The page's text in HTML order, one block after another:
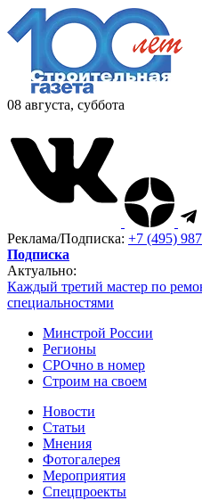
08 августа, суббота
Реклама/Подписка: +7 (495)
Подписка
Актуально:
Каждый третий мастер по
специальностями
Минстрой России
Регионы
СРОчно в номер
Строим на своем
Новости
Статьи
Мнения
Фотогалерея
Мероприятия
Спецпроекты